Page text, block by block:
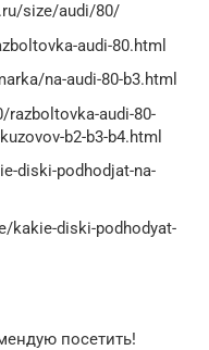
size/audi/80/
audi-80.html
na-audi-80-b3.html
razboltovka-audi-80-
b2-b3-b4.html
diski-podhodjat-na-
kakie-diski-podhodyat-
посетить!